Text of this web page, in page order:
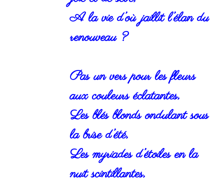
A la vie d’où jaillit l’élan du
renouveau ?
Pas un vers pour les fleurs
aux couleurs éclatantes,
Les blés blonds ondulant sous
la brise d’été,
Les myriades d’étoiles en la
nuit scintillantes,